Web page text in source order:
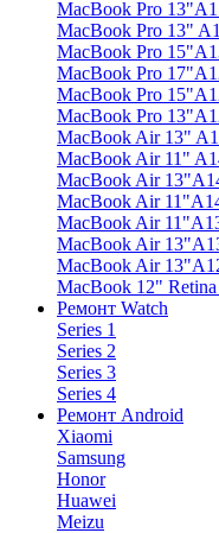
MacBook Pro 13"
MacBook Pro 13"
MacBook Pro 15"
MacBook Pro 17"
MacBook Pro 15"
MacBook Pro 13"
MacBook Air 13"
MacBook Air 11"
MacBook Air 13"
MacBook Air 11"
MacBook Air 11"
MacBook Air 13"
MacBook Air 13"
MacBook 12"
Ремонт Watch
Series 1
Series 2
Series 3
Series 4
Ремонт Android
Xiaomi
Samsung
Honor
Huawei
Meizu